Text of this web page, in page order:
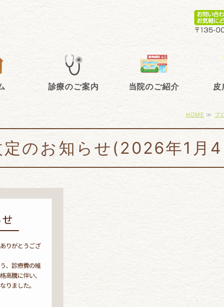
清澄白河・森下のきむら動物診療
診療のご案内 当院のご紹介 皮
HOME ≫ ブ
定のお知らせ(2026年1月